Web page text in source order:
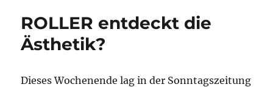
ROLLER entdeckt die
Ästhetik?
Dieses Wochenende lag in der Sonntagszeitung